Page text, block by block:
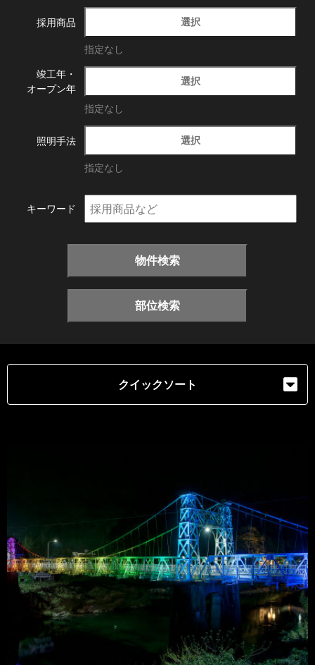
採用商品 選択
指定なし
竣工年・
オープン年
選択
指定なし
照明手法 選択
指定なし
キーワード
物件検索
部位検索
クイックソート